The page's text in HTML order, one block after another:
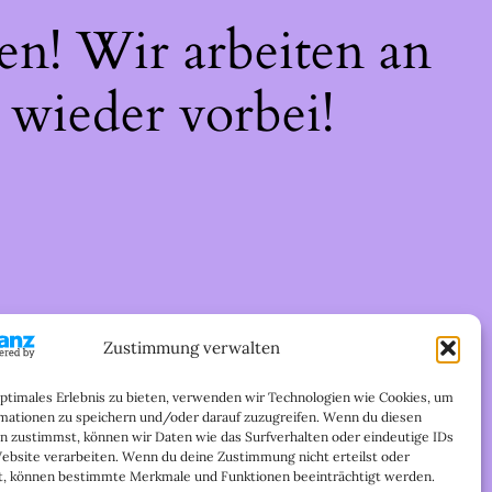
Zustimmung verwalten
Erlebnis zu bieten, verwenden wir Technologien wie Cookies, um
zu speichern und/oder darauf zuzugreifen. Wenn du diesen
zustimmst, können wir Daten wie das Surfverhalten oder eindeutige IDs
verarbeiten. Wenn du deine Zustimmung nicht erteilst oder
können bestimmte Merkmale und Funktionen beeinträchtigt werden.
Wir arbeiten an
vorbei!